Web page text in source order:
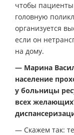
чтобы
головную
организуется
если он
на дому.
— Марина
население
у больницы
всех
— Скажем так: